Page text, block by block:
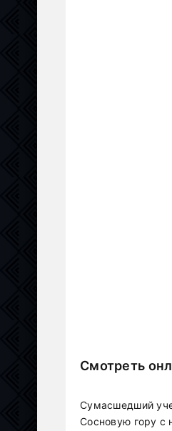
Смотреть
Сумасшедший
Сосновую гору с